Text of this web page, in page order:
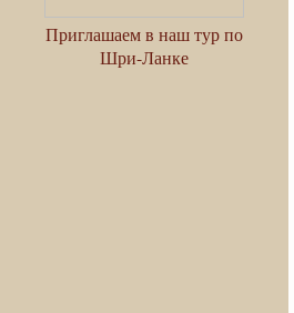
Приглашаем в наш тур по
Шри-Ланке